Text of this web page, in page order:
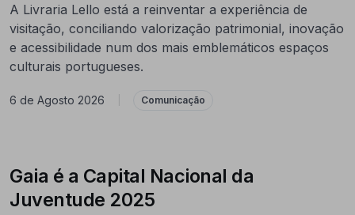
A Livraria Lello está a reinventar a experiência de
visitação, conciliando valorização patrimonial, inovação
e acessibilidade num dos mais emblemáticos espaços
culturais portugueses.
6 de Agosto 2026 Comunicação
Gaia é a Capital Nacional da
Juventude 2025